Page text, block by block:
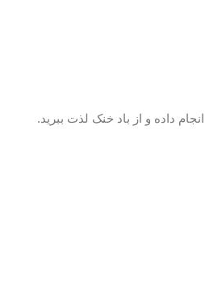
داده و از باد خنک لذت ببرید.